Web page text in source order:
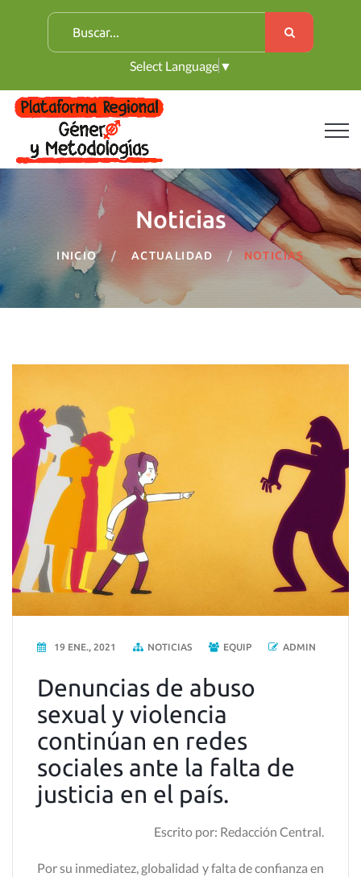
B
u
c
a
r
:
Select Language ▼
Noticias
INICIO ACTUALIDAD NOTICIAS
19 ENE., 2021 NOTICIAS EQUIP ADMIN
Denuncias de abuso
sexual y violencia
continúan en redes
sociales ante la falta de
justicia en el país.
Escrito por: Redacción Central.
Por su inmediatez, globalidad y falta de confianza en